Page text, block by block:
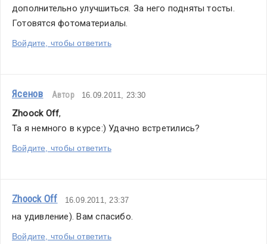
дополнительно улучшиться. За него подняты тосты.
Готовятся фотоматериалы.
Войдите, чтобы ответить
Ясенов Автор 16.09.2011, 23:30
Zhoock Off,
Та я немного в курсе:) Удачно встретились?
Войдите, чтобы ответить
Zhoock Off 16.09.2011, 23:37
на удивление). Вам спасибо.
Войдите, чтобы ответить